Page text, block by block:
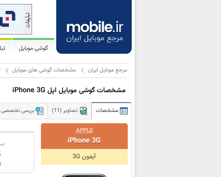
گوشی موبایل
مرجع موبایل ایران مشخصات گوشی های موبایل
مشخصات گوشی موبایل اپل iPhone 3G
مشخصات تصاویر (11) بررسی تخصصی
APPLE
iPhone 3G
آیفون 3G